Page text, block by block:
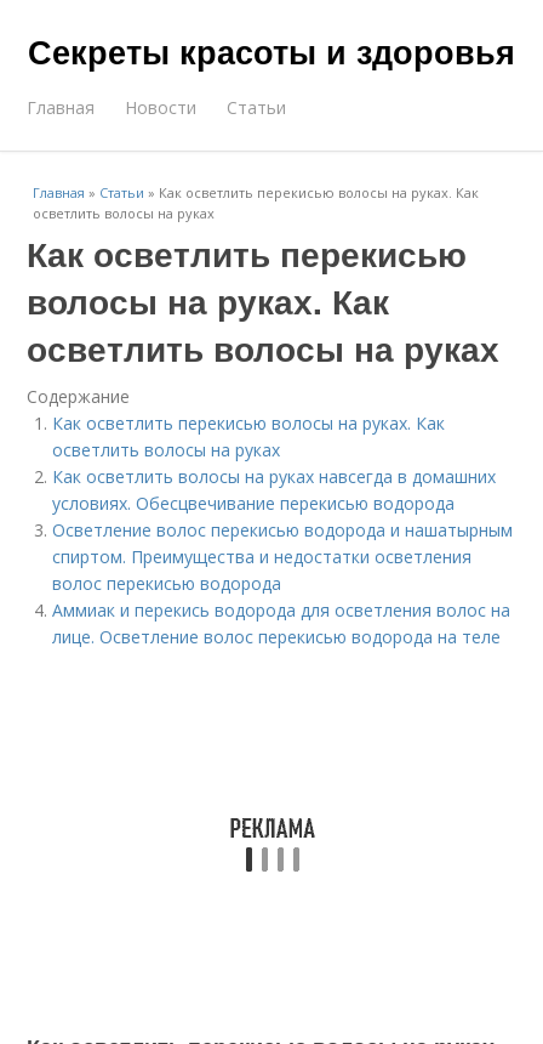
Секреты красоты и здоровья
Главная Новости Статьи
Главная » Статьи » Как осветлить перекисью волосы на руках. Как
осветлить волосы на руках
Как осветлить перекисью
волосы на руках. Как
осветлить волосы на руках
Содержание
Как осветлить перекисью волосы на руках. Как
осветлить волосы на руках
Как осветлить волосы на руках навсегда в домашних
условиях. Обесцвечивание перекисью водорода
Осветление волос перекисью водорода и нашатырным
спиртом. Преимущества и недостатки осветления
волос перекисью водорода
Аммиак и перекись водорода для осветления волос на
лице. Осветление волос перекисью водорода на теле